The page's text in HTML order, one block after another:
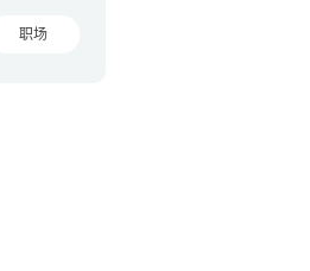
职场